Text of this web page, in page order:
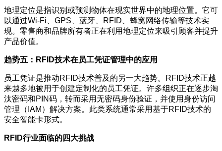
地理定位是指识别或预测物体在现实世界中的地理位置。它可
以通过Wi-Fi、GPS、蓝牙、RFID、蜂窝网络传输等技术实
现。零售商和品牌所有者正在利用地理定位来吸引顾客并提升
产品价值。
趋势五：RFID技术在员工凭证管理中的应用
员工凭证是推动RFID技术普及的另一大趋势。RFID技术正越
来越多地被用于创建定制化的员工凭证。许多组织正在逐步淘
汰密码和PIN码，转而采用无密码身份验证，并使用身份访问
管理（IAM）解决方案。此类系统通常采用基于RFID技术的
安全智能卡形式。
RFID行业面临的四大挑战